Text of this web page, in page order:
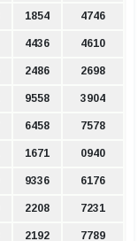
1854 4746
4436 4610
2486 2698
9558 3904
6458 7578
1671 0940
9336 6176
2208 7231
2192 7789